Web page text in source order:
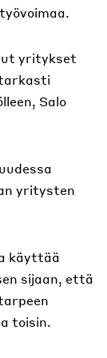
yritykset
Salo
yritysten
käyttää
sijaan, että
toisin.